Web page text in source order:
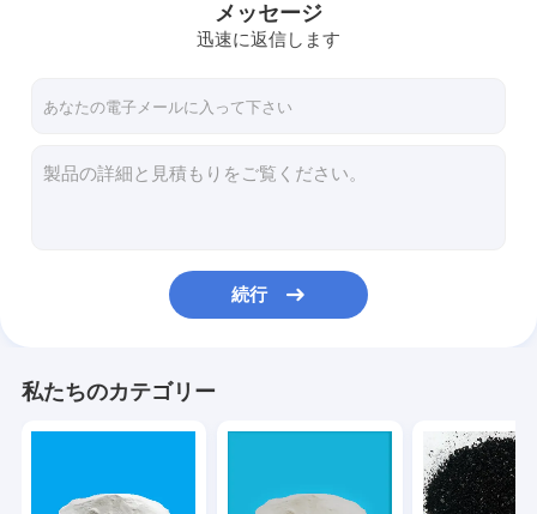
メッセージ
迅速に返信します
続行
私たちのカテゴリー